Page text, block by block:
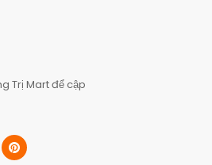
Trị Mart để cập